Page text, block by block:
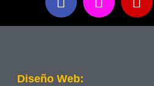
Diseño Web: